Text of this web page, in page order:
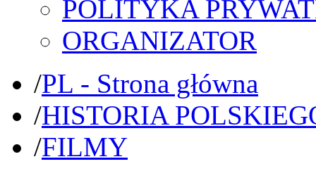
POLITYKA
ORGANIZATOR
/PL - Strona główna
/HISTORIA
/FILMY